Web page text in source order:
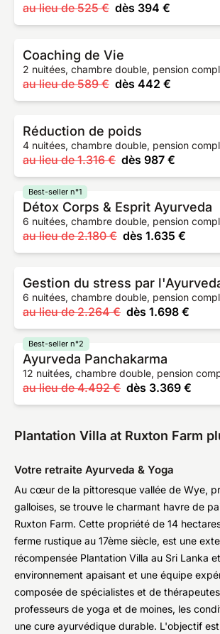
au lieu de 525 € dès 394 €
Coaching de Vie
2 nuitées, chambre double, pension
au lieu de 589 € dès 442 €
Réduction de poids
4 nuitées, chambre double, pension
au lieu de 1.316 € dès 987 €
Détox Corps & Esprit Ayurveda
6 nuitées, chambre double, pension
au lieu de 2.180 € dès 1.635 €
Best-seller n°1
Gestion du stress par
6 nuitées, chambre double, pension
au lieu de 2.264 € dès 1.698 €
Ayurveda Panchakarma
12 nuitées, chambre double, pension
au lieu de 4.492 € dès 3.369 €
Best-seller n°2
Plantation Villa at Ruxton Farm
Votre retraite Ayurveda & Yoga
Au cœur de la pittoresque vallée de Wye,
galloises, se trouve le charmant havre de
Ruxton Farm. Cette propriété de 14
ferme rustique au 17ème siècle, est une
récompensée Plantation Villa au Sri Lanka
environnement apaisant et une équipe
composée de spécialistes et de
professeurs de yoga et de moines, les
une cure ayurvédique durable. L'objectif